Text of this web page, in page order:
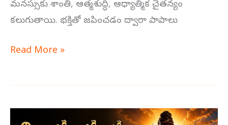
మనస్సుకు శాంతి, ఆత్మశుద్ధి, ఆధ్యాత్మిక చైతన్యం
కలుగుతాయి. భక్తితో జపించడం ద్వారా పాపాలు
Read More »